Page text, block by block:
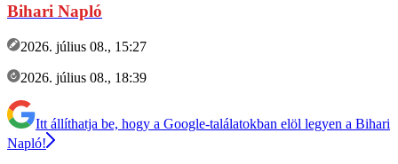
Bihari Napló
2026. július 08., 15:27
2026. július 08., 18:39
Itt állíthatja be, hogy a Google-találatokban elöl legyen a Bihari
Napló!